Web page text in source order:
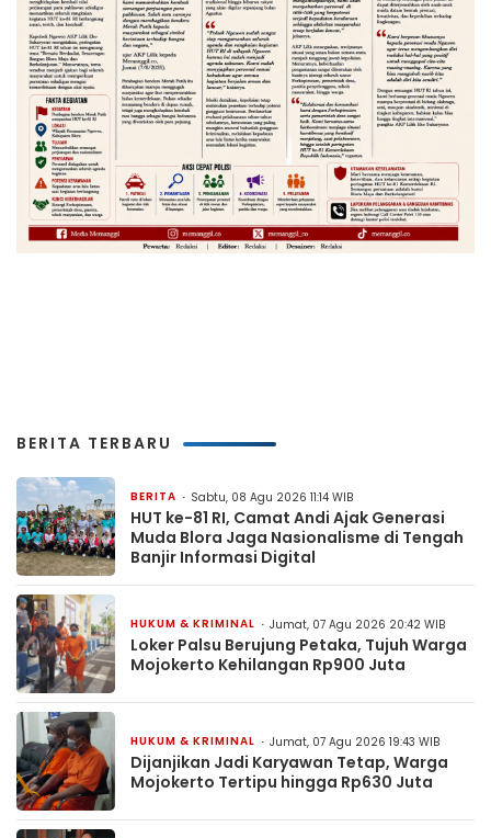
BERITA TERBARU
BERITA Sabtu, 08 Agu 2026 11:14 WIB
HUT ke-81 RI, Camat Andi Ajak Generasi
Muda Blora Jaga Nasionalisme di Tengah
Banjir Informasi Digital
HUKUM & KRIMINAL Jumat, 07 Agu 2026 20:42 WIB
Loker Palsu Berujung Petaka, Tujuh Warga
Mojokerto Kehilangan Rp900 Juta
HUKUM & KRIMINAL Jumat, 07 Agu 2026 19:43 WIB
Dijanjikan Jadi Karyawan Tetap, Warga
Mojokerto Tertipu hingga Rp630 Juta